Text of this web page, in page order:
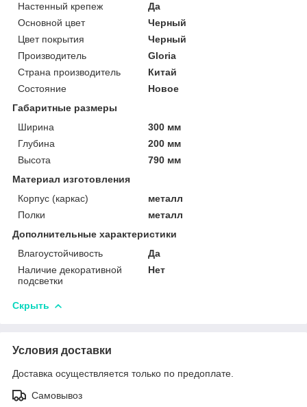
Настенный крепеж
Да
Основной цвет
Черный
Цвет покрытия
Черный
Производитель
Gloria
Страна производитель
Китай
Состояние
Новое
Габаритные размеры
Ширина
300 мм
Глубина
200 мм
Высота
790 мм
Материал изготовления
Корпус (каркас)
металл
Полки
металл
Дополнительные характеристики
Влагоустойчивость
Да
Наличие декоративной
подсветки
Нет
Скрыть
Условия доставки
Доставка осуществляется только по предоплате.
Самовывоз